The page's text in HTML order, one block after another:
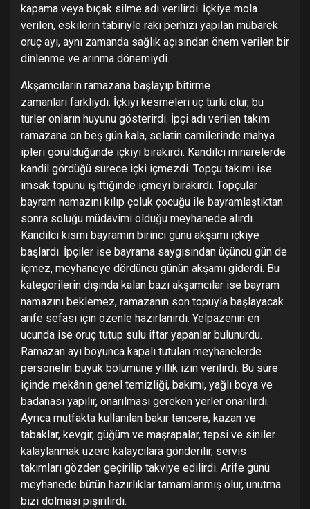
kapama veya bıçak silme adı verilirdi. İçkiye mola
verilen, eskilerin tabiriyle rakı perhizi yapılan mübarek
oruç ayı, aynı zamanda sağlık açısından önem verilen bir
dinlenme ve arınma dönemiydi.
Akşamcıların ramazana başlayıp bitirme
zamanları farklıydı. İçkiyi kesmeleri üç türlü olur, bu
türler onların huyunu gösterirdi. İpçi adı verilen takım
ramazana on beş gün kala, selatin camilerinde mahya
ipleri görüldüğünde içkiyi bırakırdı. Kandilci minarelerde
kandil gördüğü sürece içki içmezdi. Topçu takımı ise
imsak topunu işittiğinde içmeyi bırakırdı. Topçular
bayram namazını kılıp çoluk çocuğu ile bayramlaştıktan
sonra soluğu müdavimi olduğu meyhanede alırdı.
Kandilci kısmı bayramın birinci günü akşamı içkiye
başlardı. İpçiler ise bayrama saygısından üçüncü gün de
içmez, meyhaneye dördüncü günün akşamı giderdi. Bu
kategorilerin dışında kalan bazı akşamcılar ise bayram
namazını beklemez, ramazanın son topuyla başlayacak
arife sefası için özenle hazırlanırdı. Yelpazenin en
ucunda ise oruç tutup sulu iftar yapanlar bulunurdu.
Ramazan ayı boyunca kapalı tutulan meyhanelerde
personelin büyük bölümüne yıllık izin verilirdi. Bu süre
içinde mekânın genel temizliği, bakımı, yağlı boya ve
badanası yapılır, onarılması gereken yerler onarılırdı.
Ayrıca mutfakta kullanılan bakır tencere, kazan ve
tabaklar, kevgir, güğüm ve maşrapalar, tepsi ve siniler
kalaylanmak üzere kalaycılara gönderilir, servis
takımları gözden geçirilip takviye edilirdi. Arife günü
meyhanede bütün hazırlıklar tamamlanmış olur, unutma
bizi dolması pişirilirdi.